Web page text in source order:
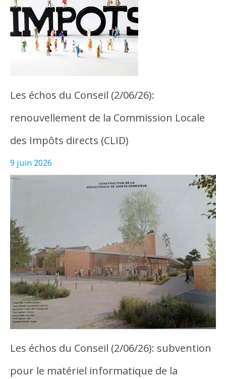
Les échos du Conseil (2/06/26):
renouvellement de la Commission Locale
des Impôts directs (CLID)
9 juin 2026
Les échos du Conseil (2/06/26): subvention
pour le matériel informatique de la